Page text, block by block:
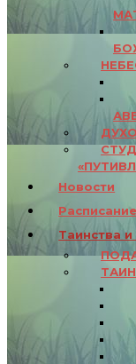
Новости
Таинства